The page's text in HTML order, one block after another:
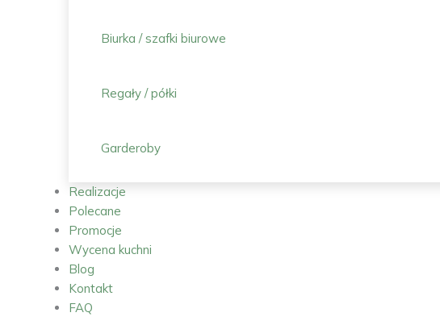
Biurka / szafki biurowe
Regały / półki
Garderoby
Realizacje
Polecane
Promocje
Wycena kuchni
Blog
Kontakt
FAQ